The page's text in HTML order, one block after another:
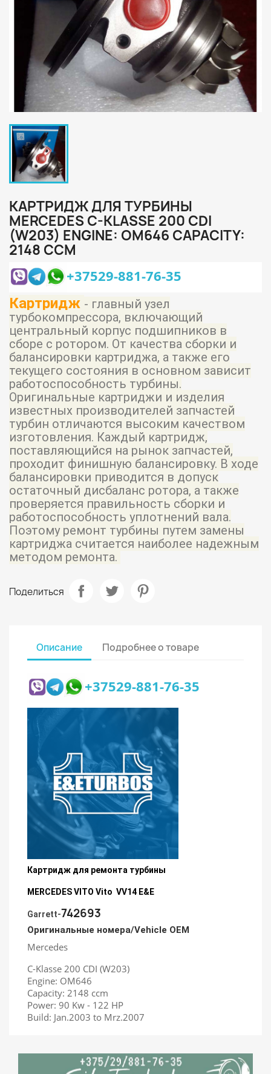
КАРТРИДЖ ДЛЯ ТУРБИНЫ
MERCEDES C-KLASSE 200 CDI
(W203) ENGINE: OM646 CAPACITY:
2148 CCM
+37529-881-76-35
Картридж - главный узел
турбокомпрессора, включающий
центральный корпус подшипников в
сборе с ротором. От качества сборки и
балансировки картриджа, а также его
текущего состояния в основном зависит
работоспособность турбины.
Оригинальные картриджи и изделия
известных производителей запчастей
турбин отличаются высоким качеством
изготовления. Каждый картридж,
поставляющийся на рынок запчастей,
проходит финишную балансировку. В ходе
балансировки приводится в допуск
остаточный дисбаланс ротора, а также
проверяется правильность сборки и
работоспособность уплотнений вала.
Поэтому ремонт турбины путем замены
картриджа считается наиболее надежным
методом ремонта.
Поделиться
Описание Подробнее о товаре
+37529-881-76-35
Картридж для ремонта турбины
MERCEDES VITO Vito VV14 E&E
Garrett-742693
Оригинальные номера/Vehicle OEM
Mercedes
C-Klasse 200 CDI (W203)
Engine: OM646
Capacity: 2148 ccm
Power: 90 Kw - 122 HP
Build: Jan.2003 to Mrz.2007